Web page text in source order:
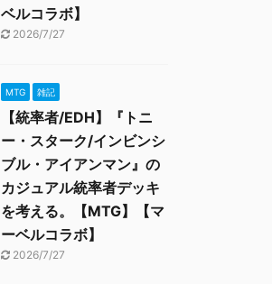
ベルコラボ】
2026/7/27
MTG 雑記
【統率者/EDH】『トニ
ー・スターク/インビンシ
ブル・アイアンマン』の
カジュアル統率者デッキ
を考える。【MTG】【マ
ーベルコラボ】
2026/7/27